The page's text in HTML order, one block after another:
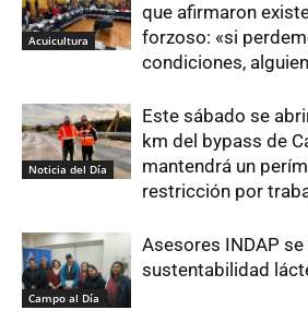
Acuicultura
que afirmaron
forzoso: «si
condiciones,
Noticia del Día
Este sábado se
km del bypass de
mantendrá un
restricción por
Campo al Día
Asesores INDAP
sustentabilidad